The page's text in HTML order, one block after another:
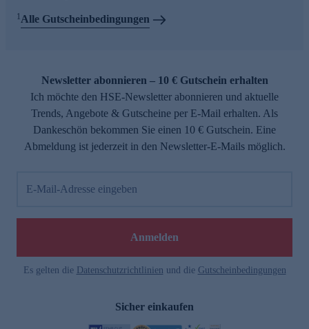
1Alle Gutscheinbedingungen
Newsletter abonnieren – 10 € Gutschein erhalten
Ich möchte den HSE-Newsletter abonnieren und aktuelle
Trends, Angebote & Gutscheine per E-Mail erhalten. Als
Dankeschön bekommen Sie einen 10 € Gutschein. Eine
Abmeldung ist jederzeit in den Newsletter-E-Mails möglich.
E-Mail-Adresse eingeben
Anmelden
Es gelten die Datenschutzrichtlinien und die Gutscheinbedingungen
Sicher einkaufen